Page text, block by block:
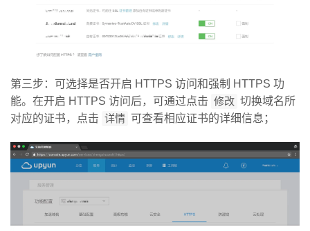
第三步：可选择是否开启 HTTPS 访问和强制 HTTPS 功
能。在开启 HTTPS 访问后，可通过点击 修改 切换域名所
对应的证书，点击 详情 可查看相应证书的详细信息；